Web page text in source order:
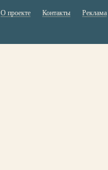
О проекте Контакты Реклама